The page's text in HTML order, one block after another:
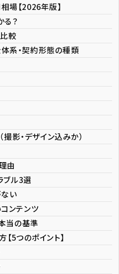
場【2026年版】
？
較
系・契約形態の種類
影・デザイン込みか）
由
ブル3選
い
ンテンツ
当の基準
5つのポイント】